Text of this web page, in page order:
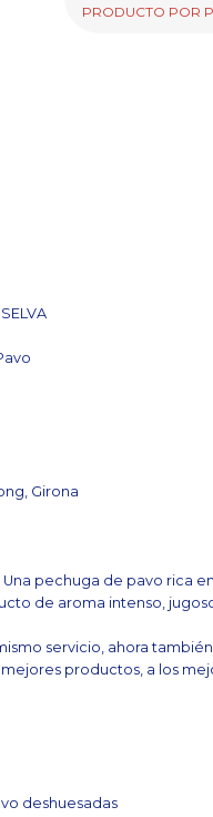
PRODUCTO POR
Girona
pechuga de pavo rica
de aroma intenso,
servicio, ahora
productos, a los
deshuesadas